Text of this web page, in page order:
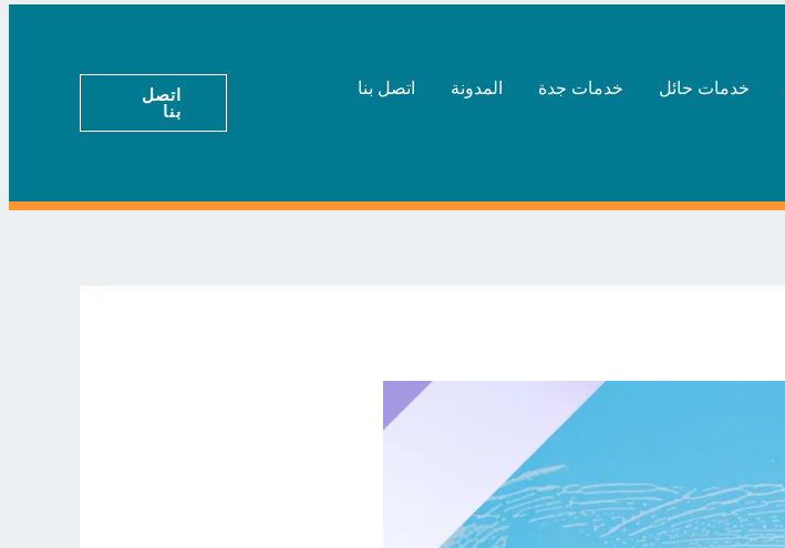
خدمات حائل خدمات جدة المدونة
اتصل بنا
اتصل
بنا